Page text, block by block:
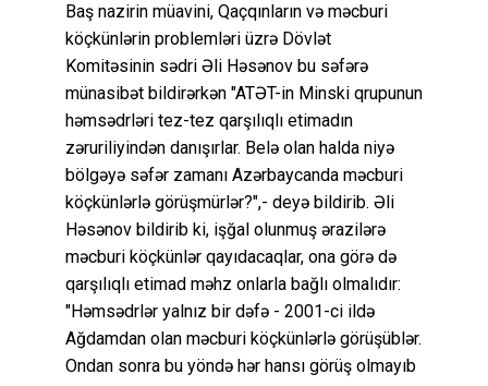
Baş nazirin müavini, Qaçqınların və məcburi
köçkünlərin problemləri üzrə Dövlət
Komitəsinin sədri Əli Həsənov bu səfərə
münasibət bildirərkən "ATƏT-in Minski qrupunun
həmsədrləri tez-tez qarşılıqlı etimadın
zəruriliyindən danışırlar. Belə olan halda niyə
bölgəyə səfər zamanı Azərbaycanda məcburi
köçkünlərlə görüşmürlər?",- deyə bildirib. Əli
Həsənov bildirib ki, işğal olunmuş ərazilərə
məcburi köçkünlər qayıdacaqlar, ona görə də
qarşılıqlı etimad məhz onlarla bağlı olmalıdır:
"Həmsədrlər yalnız bir dəfə - 2001-ci ildə
Ağdamdan olan məcburi köçkünlərlə görüşüblər.
Ondan sonra bu yöndə hər hansı görüş olmayıb